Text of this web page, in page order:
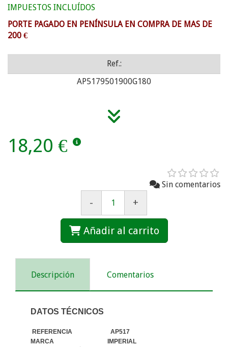
IMPUESTOS INCLUÍDOS
PORTE PAGADO EN PENÍNSULA EN COMPRA DE MAS DE
200 €
Ref.:
AP5179501900G180
18,20 €
Sin comentarios
- +
Añadir al carrito
Descripción Comentarios
DATOS TÉCNICOS
REFERENCIA AP517
MARCA IMPERIAL